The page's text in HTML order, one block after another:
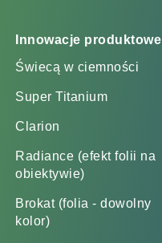
Innowacje produktowe
Świecą w ciemności
Super Titanium
Clarion
Radiance (efekt folii na
obiektywie)
Brokat (folia - dowolny
kolor)